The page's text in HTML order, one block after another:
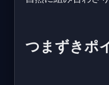
つまずきポ